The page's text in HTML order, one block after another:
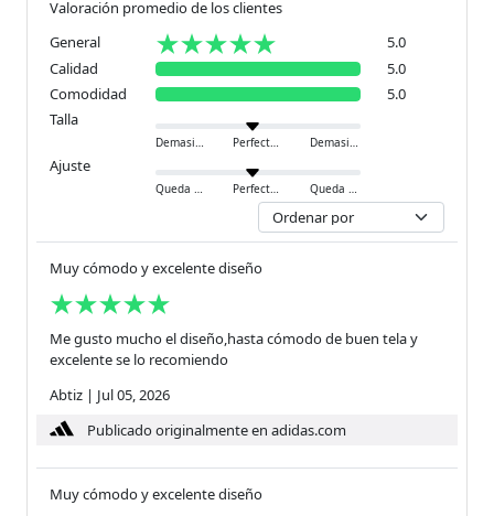
Valoración promedio de los clientes
General
5.0
Calidad
5.0
Comodidad
5.0
Talla
Demasiado pequeño Perfecto Demasiado grande
Ajuste
Queda ajustado Perfecto Queda holgado
Muy cómodo y excelente diseño
Me gusto mucho el diseño,hasta cómodo de buen tela y
excelente se lo recomiendo
Abtiz | Jul 05, 2026
Publicado originalmente en adidas.com
Muy cómodo y excelente diseño